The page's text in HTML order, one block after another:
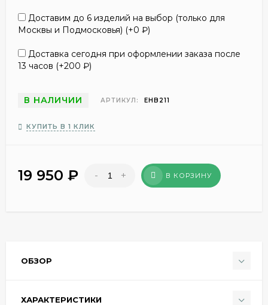
Доставим до 6 изделий на выбор (только для
Москвы и Подмосковья) (+0 ₽)
Доставка сегодня при оформлении заказа после
13 часов (+200 ₽)
В НАЛИЧИИ АРТИКУЛ: EHB211
КУПИТЬ В 1 КЛИК
19 950 ₽ - + В КОРЗИНУ
ОБЗОР
ХАРАКТЕРИСТИКИ